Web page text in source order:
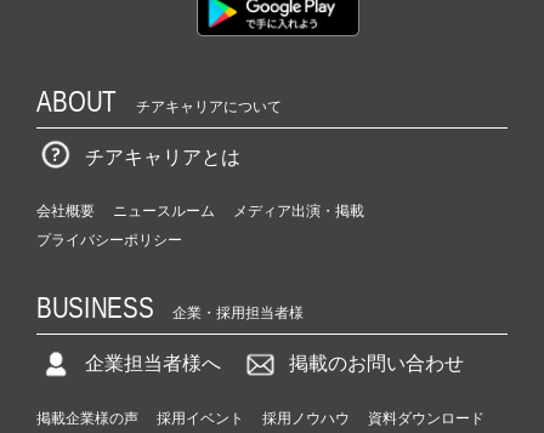
ABOUT チアキャリアについて
チアキャリアとは
会社概要 ニュースルーム
メディア出演・掲載
プライバシーポリシー
BUSINESS 企業・採用担当者様
企業担当者様へ 掲載のお問い合わせ
掲載企業様の声 採用イベント 採用ノウハウ 資料ダウンロード